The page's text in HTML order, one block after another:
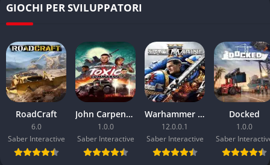
❌ Contro
Può risultare estremamente impegnativo e a tratti frustrante
Interfaccia utente migliorata ma ancora non ottimale
I fari dei veicoli illuminano l’ambiente ma non si illuminano
essi stessi
GIOCHI PER SVILUPPATORI
RoadCraft
6.0
Saber Interactive
John Carpenter’s Toxic Commando
1.0.0
Saber Interactive
Warhammer 40.000: Space Marine 2
12.0.0.1
Saber Interactive
Docked
1.0.0
Saber